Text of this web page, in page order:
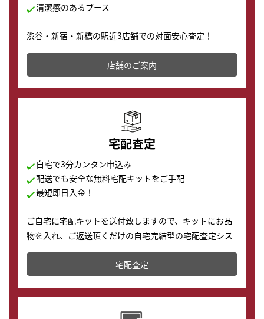
清潔感のあるブース
渋谷・新宿・新橋の駅近3店舗での対面安心査定！
その場で現金買取致します。渋谷本店では、時計販売の
店舗を併設しており、下取りに出してお得に新しい時計
の購入もできます♪
店舗のご案内
宅配査定
自宅で3分カンタン申込み
配送でも安全な無料宅配キットをご手配
最短即日入金！
ご自宅に宅配キットを送付致しますので、キットにお品
物を入れ、ご返送頂くだけの自宅完結型の宅配査定シス
テムです。
配送でも簡単&安全に査定・買取に出すことが可能で
す。
宅配査定